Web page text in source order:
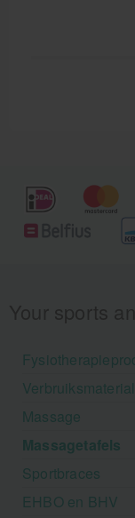
Massage
Massagetafels
Sportbraces
EHBO en BHV